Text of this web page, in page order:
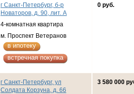
г Санкт-Петербург, б-р
Новаторов, д. 90, лит. А
4-комнатная квартира
м. Проспект Ветеранов
в ипотеку
встречная покупка
0 руб.
г Санкт-Петербург, ул
Солдата Корзуна, д. 66
3 580 000